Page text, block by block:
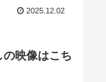
2025.12.02
の映像はこち